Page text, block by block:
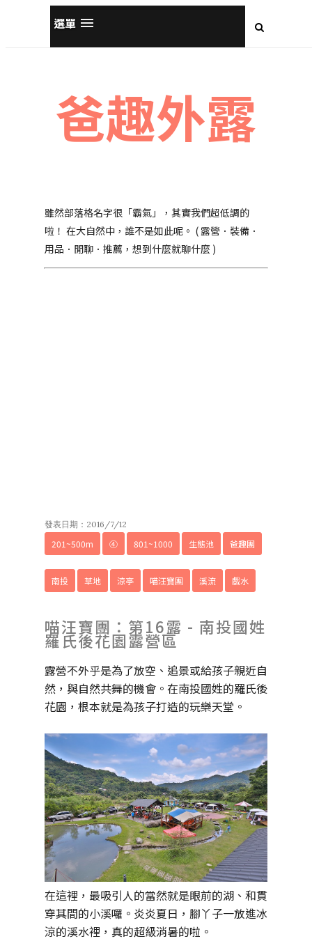
選單
爸趣外露
雖然部落格名字很「霸氣」，其實我們超低調的
啦！ 在大自然中，誰不是如此呢。 ( 露營．裝備．
用品．閒聊．推薦，想到什麼就聊什麼 )
發表日期：2016/7/12
201~500m ④ 801~1000 生態池 爸趣團
南投 草地 涼亭 喵汪寶團 溪流 戲水
喵汪寶團：第16露 - 南投國姓
羅氏後花園露營區
露營不外乎是為了放空、追景或給孩子親近自
然，與自然共舞的機會。在南投國姓的羅氏後
花園，根本就是為孩子打造的玩樂天堂。
在這裡，最吸引人的當然就是眼前的湖、和貫
穿其間的小溪囉。炎炎夏日，腳丫子一放進冰
涼的溪水裡，真的超級消暑的啦。